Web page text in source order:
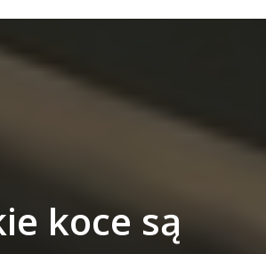
koce są